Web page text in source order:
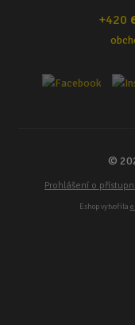
+420
©
Prohlášení o
Eshop vytvořila